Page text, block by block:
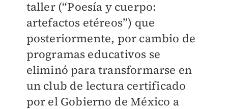
taller (“Poesía y cuerpo:
artefactos etéreos”) que
posteriormente, por cambio de
programas educativos se
eliminó para transformarse en
un club de lectura certificado
por el Gobierno de México a